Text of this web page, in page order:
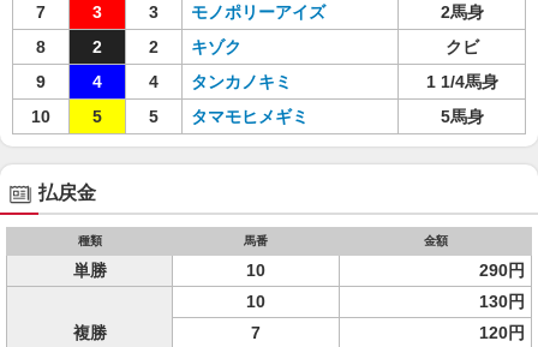
7
3 3 モノポリーアイズ
2馬身
8
2 2 キゾク
クビ
9
4 4 タンカノキミ
1 1/4馬身
10
5 5 タマモヒメギミ 5馬身
払戻金
種類 馬番 金額
単勝 10 290円
複勝
10
130円
7
120円